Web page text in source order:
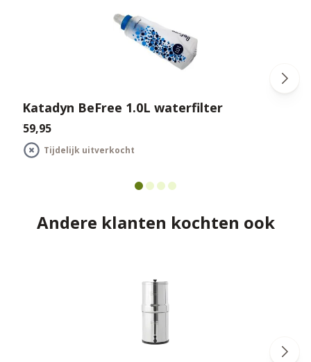
Katadyn BeFree 1.0L waterfilter
€59,95
Tijdelijk uitverkocht
Andere klanten kochten ook